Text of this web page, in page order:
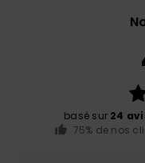
basé sur 24
75% de nos